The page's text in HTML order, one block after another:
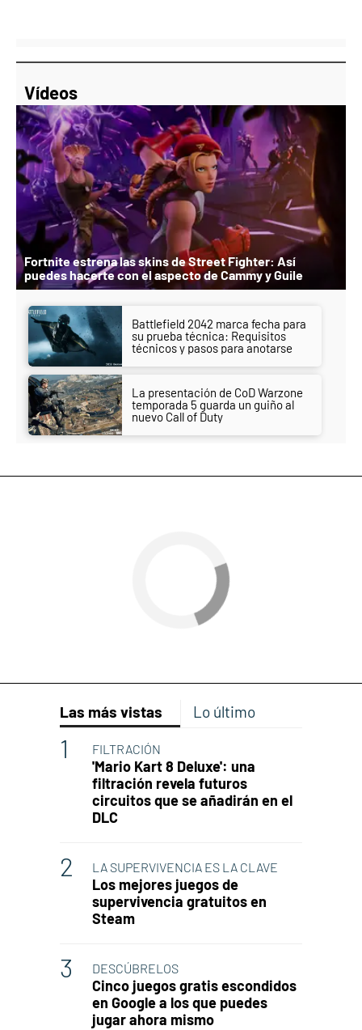
Vídeos
Fortnite estrena las skins de Street Fighter: Así
puedes hacerte con el aspecto de Cammy y Guile
Battlefield 2042 marca fecha para
su prueba técnica: Requisitos
técnicos y pasos para anotarse
La presentación de CoD Warzone
temporada 5 guarda un guiño al
nuevo Call of Duty
Las más vistas Lo último
FILTRACIÓN
'Mario Kart 8 Deluxe': una
filtración revela futuros
circuitos que se añadirán en el
DLC
LA SUPERVIVENCIA ES LA CLAVE
Los mejores juegos de
supervivencia gratuitos en
Steam
DESCÚBRELOS
Cinco juegos gratis escondidos
en Google a los que puedes
jugar ahora mismo